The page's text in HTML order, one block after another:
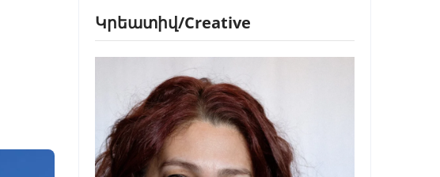
Կրեատիվ/Creative